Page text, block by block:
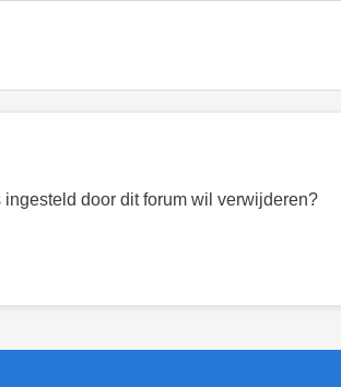
door dit forum wil verwijderen?